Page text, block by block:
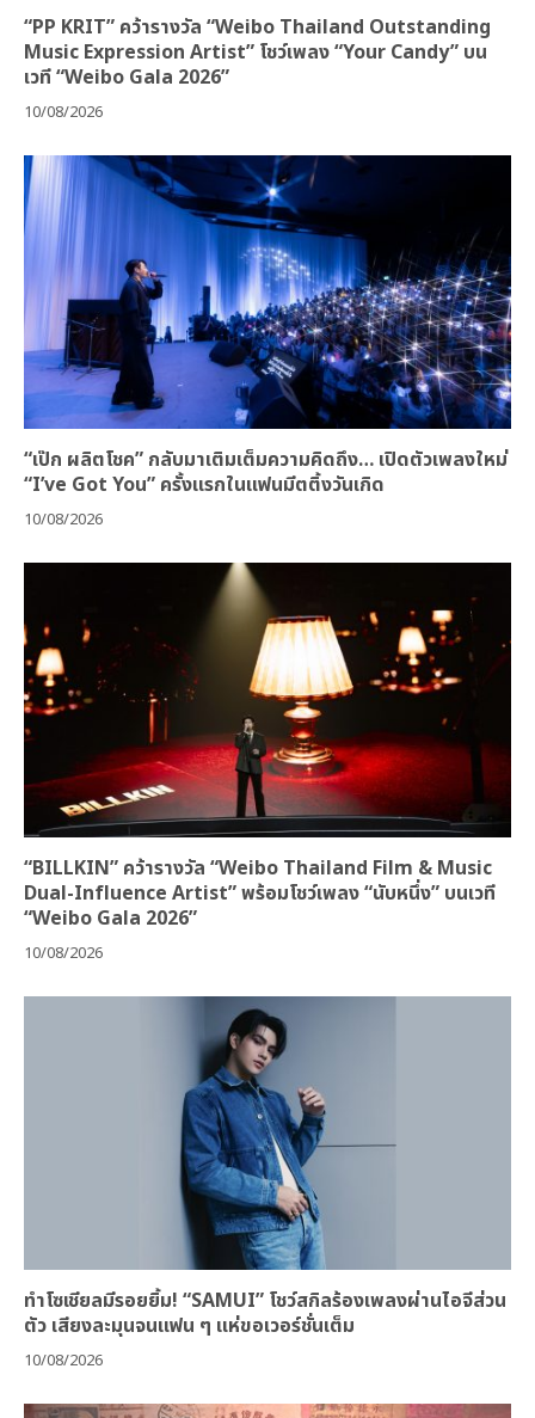
“PP KRIT” คว้ารางวัล “Weibo Thailand Outstanding
Music Expression Artist” โชว์เพลง “Your Candy” บน
เวที “Weibo Gala 2026”
10/08/2026
“เป๊ก ผลิตโชค” กลับมาเติมเต็มความคิดถึง… เปิดตัวเพลงใหม่
“I’ve Got You” ครั้งแรกในแฟนมีตติ้งวันเกิด
10/08/2026
“BILLKIN” คว้ารางวัล “Weibo Thailand Film & Music
Dual-Influence Artist” พร้อมโชว์เพลง “นับหนึ่ง” บนเวที
“Weibo Gala 2026”
10/08/2026
ทำโซเชียลมีรอยยิ้ม! “SAMUI” โชว์สกิลร้องเพลงผ่านไอจีส่วน
ตัว เสียงละมุนจนแฟน ๆ แห่ขอเวอร์ชั่นเต็ม
10/08/2026